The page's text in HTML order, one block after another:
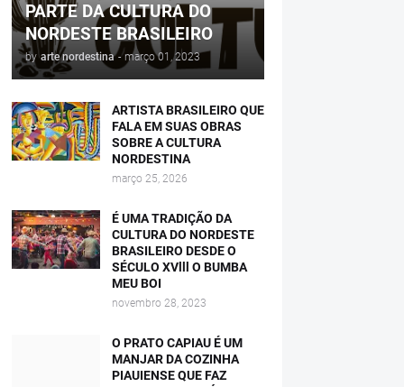
PARTE DA CULTURA DO
NORDESTE BRASILEIRO
by arte nordestina - março 01, 2023
ARTISTA BRASILEIRO QUE
FALA EM SUAS OBRAS
SOBRE A CULTURA
NORDESTINA
março 25, 2026
É UMA TRADIÇÃO DA
CULTURA DO NORDESTE
BRASILEIRO DESDE O
SÉCULO XVlll O BUMBA
MEU BOI
novembro 28, 2023
O PRATO CAPIAU É UM
MANJAR DA COZINHA
PIAUIENSE QUE FAZ